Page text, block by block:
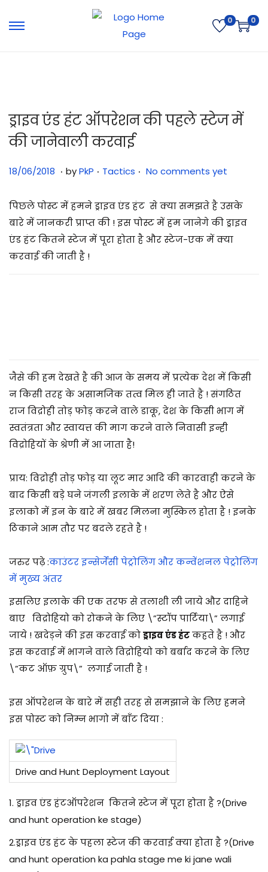
0 0
ड्राइव एंड हंट ऑपरेशन की पहले स्टेज में
की जानेवाली करवाई
Posted on
18/06/2018 3
/
0
7
/
. byPkP . Posted in
Tactics . No comments yet
पिछले पोस्ट में हमने ड्राइव एंड हंट से क्या समझते है उसके
बारे में जानकरी प्राप्त की ! इस पोस्ट में हम जानेगे की ड्राइव
एंड हंट कितने स्टेज में पूरा होता है और स्टेज-एक में क्या
करवाई की जाती है !
जैसे की हम देखते है की आज के समय में प्रत्येक देश में किसी
न किसी तरह के असामजिक तत्व मिल ही जाते है ! संगठित
राज विद्रोही तोड़ फोड़ करने वाले डाकू, देश के किसी भाग में
स्वतंत्रता और स्वायत्त की माग करने वाले निवासी इन्ही
विद्रोहियों के श्रेणी में आ जाता है!
प्राय: विद्रोही तोड़ फोड़ या लूट मार आदि की कारवाही करने के
बाद किसी बड़े घने जंगली इलाके में शरण लेते है और ऐसे
इलाको में इन के बारे में खबर मिलना मुस्किल होता है ! इनके
ठिकाने आम तौर पर बदले रहते है !
जरुर पढ़े :काउंटर इन्सेर्जेंसी पेट्रोलिंग और कन्वेंशनल पेट्रोलिंग
में मुख्य अंतर
इसलिए इलाके की एक तरफ से तलाशी ली जाये और दाहिने
बाए विद्रोहियो को रोकने के लिए \”स्टॉप पार्टिया\” लगाई
जाये ! खदेड़ने की इस करवाई कोड्राइव एंड हंटकहते है ! और
इस करवाई में भागने वाले विद्रोहियो को बर्बाद करने के लिए
\”कट ऑफ़ ग्रुप\” लगाई जाती है !
इस ऑपरेशन के बारे में सही तरह से समझाने के लिए हमने
इस पोस्ट को निम्न भागो में बाँट दिया :
Drive and Hunt Deployment Layout
1. ड्राइव एंड हंटऑपरेशन कितने स्टेज में पूरा होता है ?(Drive
and hunt operation ke stage)
2.ड्राइव एंड हंट के पहला स्टेज की करवाई क्या होता है ?(Drive
and hunt operation ka pahla stage me ki jane wali